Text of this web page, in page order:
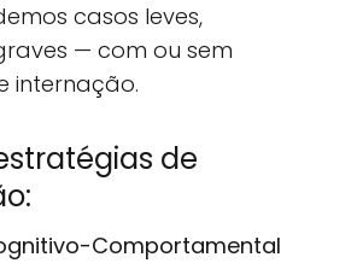
casos leves,
— com ou sem
internação.
de
Comportamental